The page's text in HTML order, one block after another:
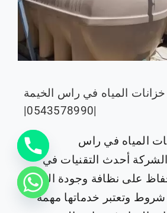
المياه في راس الخيمة
|0543578990|
المياه في راس
أحدث التقنيات في
على نظافة وجودة المياه
وتعتبر خدماتها مهمة